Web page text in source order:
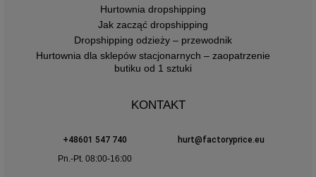
Hurtownia dropshipping
Jak zacząć dropshipping
Dropshipping odzieży – przewodnik
Hurtownia dla sklepów stacjonarnych – zaopatrzenie
butiku od 1 sztuki
KONTAKT
+48601 547 740
hurt@factoryprice.eu
Pn.-Pt. 08:00-16:00